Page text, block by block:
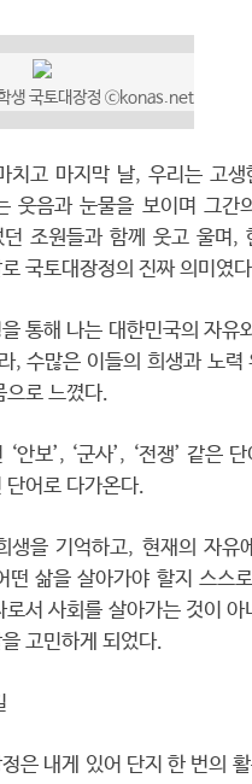
생 국토대장정 ⓒkonas.net
치고 마지막 날, 우리는 고생
웃음과 눈물을 보이며 그간
던 조원들과 함께 웃고 울며,
국토대장정의 진짜 의미였
통해 나는 대한민국의 자유
, 수많은 이들의 희생과 노력
으로 느꼈다.
안보’, ‘군사’, ‘전쟁’ 같은
단어로 다가온다.
생을 기억하고, 현재의 자유
떤 삶을 살아가야 할지 스스
로서 사회를 살아가는 것이 아
고민하게 되었다.
은 내게 있어 단지 한 번의